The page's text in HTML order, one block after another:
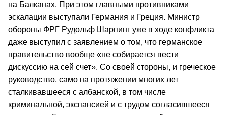
на Балканах. При этом главными противниками
эскалации выступали Германия и Греция. Министр
обороны ФРГ Рудольф Шарпинг уже в ходе конфликта
даже выступил с заявлением о том, что германское
правительство вообще «не собирается вести
дискуссию на сей счет». Со своей стороны, и греческое
руководство, само на протяжении многих лет
сталкивавшееся с албанской, в том числе
криминальной, экспансией и с трудом согласившееся